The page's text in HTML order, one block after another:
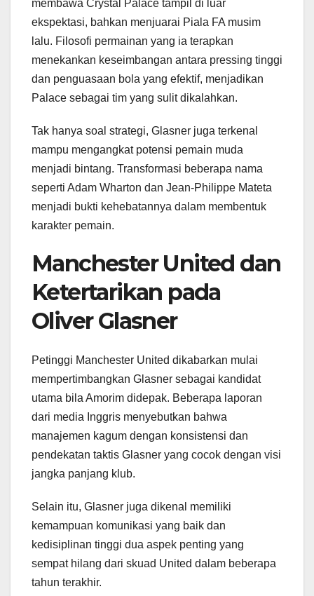
membawa Crystal Palace tampil di luar
ekspektasi, bahkan menjuarai Piala FA musim
lalu. Filosofi permainan yang ia terapkan
menekankan keseimbangan antara pressing tinggi
dan penguasaan bola yang efektif, menjadikan
Palace sebagai tim yang sulit dikalahkan.
Tak hanya soal strategi, Glasner juga terkenal
mampu mengangkat potensi pemain muda
menjadi bintang. Transformasi beberapa nama
seperti Adam Wharton dan Jean-Philippe Mateta
menjadi bukti kehebatannya dalam membentuk
karakter pemain.
Manchester United dan
Ketertarikan pada
Oliver Glasner
Petinggi Manchester United dikabarkan mulai
mempertimbangkan Glasner sebagai kandidat
utama bila Amorim didepak. Beberapa laporan
dari media Inggris menyebutkan bahwa
manajemen kagum dengan konsistensi dan
pendekatan taktis Glasner yang cocok dengan visi
jangka panjang klub.
Selain itu, Glasner juga dikenal memiliki
kemampuan komunikasi yang baik dan
kedisiplinan tinggi dua aspek penting yang
sempat hilang dari skuad United dalam beberapa
tahun terakhir.